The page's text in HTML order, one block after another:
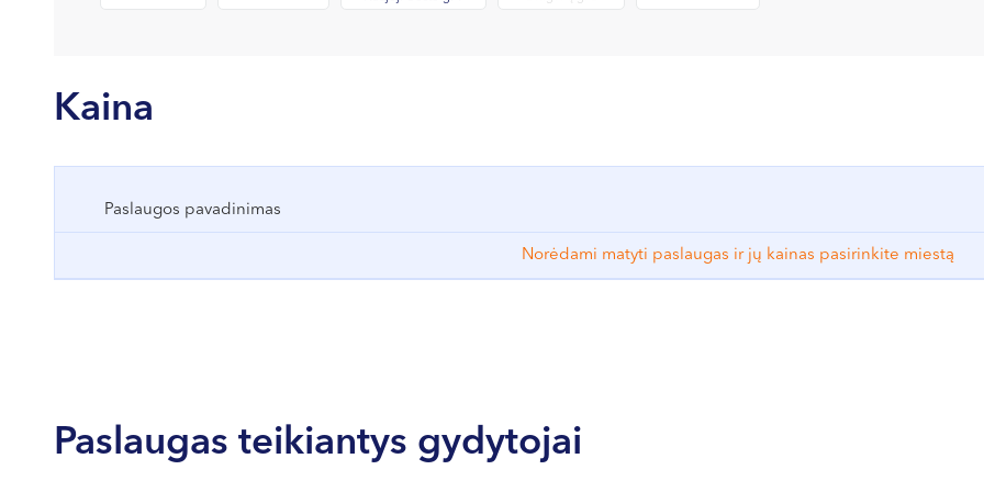
Kaina
Paslaugos pavadinimas
Norėdami matyti paslaugas ir jų kainas pasirinkite miestą
Paslaugas teikiantys gydytojai